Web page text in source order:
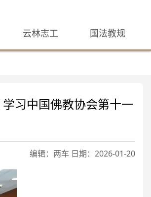
云林志工 国法教规
习中国佛教协会第十一
编辑：两车 日期：2026-01-20